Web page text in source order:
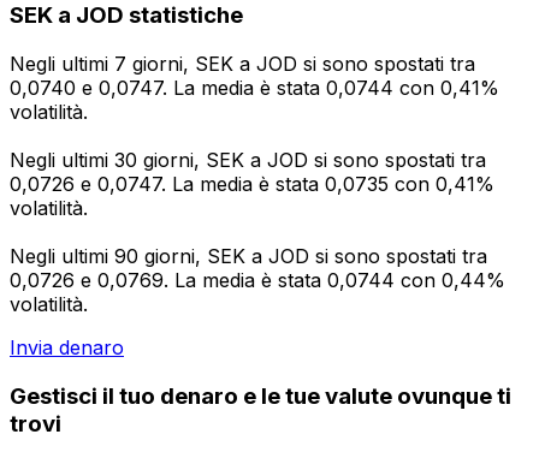
SEK a JOD statistiche
Negli ultimi 7 giorni, SEK a JOD si sono spostati tra
0,0740 e 0,0747. La media è stata 0,0744 con 0,41%
volatilità.
Negli ultimi 30 giorni, SEK a JOD si sono spostati tra
0,0726 e 0,0747. La media è stata 0,0735 con 0,41%
volatilità.
Negli ultimi 90 giorni, SEK a JOD si sono spostati tra
0,0726 e 0,0769. La media è stata 0,0744 con 0,44%
volatilità.
Invia denaro
Gestisci il tuo denaro e le tue valute ovunque ti
trovi